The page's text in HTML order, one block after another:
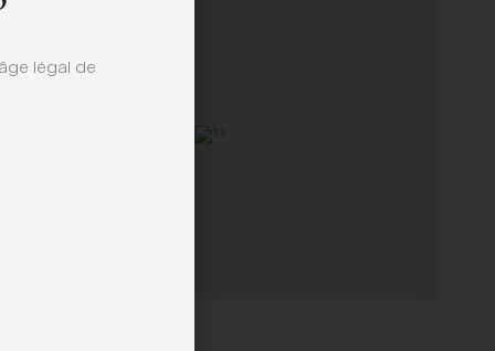
légal de